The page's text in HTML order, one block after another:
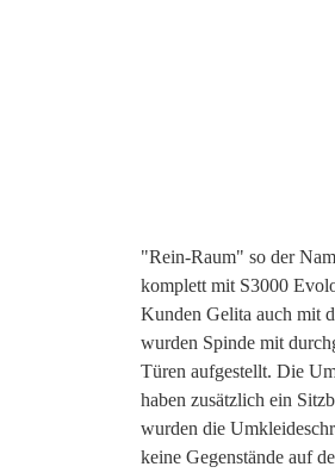
"Rein-Raum" so der
komplett mit S3000
Kunden Gelita auch mit
wurden Spinde mit
Türen aufgestellt. Die
haben zusätzlich ein
wurden die
keine Gegenstände auf